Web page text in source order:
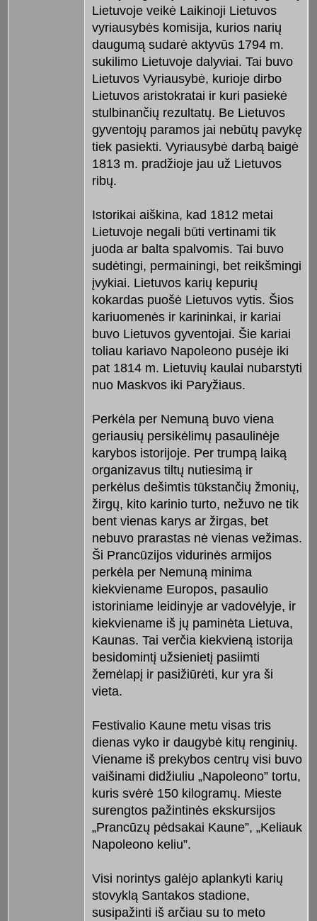
Lietuvoje veikė Laikinoji Lietuvos
vyriausybės komisija, kurios narių
daugumą sudarė aktyvūs 1794 m.
sukilimo Lietuvoje dalyviai. Tai buvo
Lietuvos Vyriausybė, kurioje dirbo
Lietuvos aristokratai ir kuri pasiekė
stulbinančių rezultatų. Be Lietuvos
gyventojų paramos jai nebūtų pavykę
tiek pasiekti. Vyriausybė darbą baigė
1813 m. pradžioje jau už Lietuvos
ribų.
Istorikai aiškina, kad 1812 metai
Lietuvoje negali būti vertinami tik
juoda ar balta spalvomis. Tai buvo
sudėtingi, permainingi, bet reikšmingi
įvykiai. Lietuvos karių kepurių
kokardas puošė Lietuvos vytis. Šios
kariuomenės ir karininkai, ir kariai
buvo Lietuvos gyventojai. Šie kariai
toliau kariavo Napoleono pusėje iki
pat 1814 m. Lietuvių kaulai nubarstyti
nuo Maskvos iki Paryžiaus.
Perkėla per Nemuną buvo viena
geriausių persikėlimų pasaulinėje
karybos istorijoje. Per trumpą laiką
organizavus tiltų nutiesimą ir
perkėlus dešimtis tūkstančių žmonių,
žirgų, kito karinio turto, nežuvo ne tik
bent vienas karys ar žirgas, bet
nebuvo prarastas nė vienas vežimas.
Ši Prancūzijos vidurinės armijos
perkėla per Nemuną minima
kiekviename Europos, pasaulio
istoriniame leidinyje ar vadovėlyje, ir
kiekviename iš jų paminėta Lietuva,
Kaunas. Tai verčia kiekvieną istorija
besidomintį užsienietį pasiimti
žemėlapį ir pasižiūrėti, kur yra ši
vieta.
Festivalio Kaune metu visas tris
dienas vyko ir daugybė kitų renginių.
Viename iš prekybos centrų visi buvo
vaišinami didžiuliu „Napoleono” tortu,
kuris svėrė 150 kilogramų. Mieste
surengtos pažintinės ekskursijos
„Prancūzų pėdsakai Kaune”, „Keliauk
Napoleono keliu”.
Visi norintys galėjo aplankyti karių
stovyklą Santakos stadione,
susipažinti iš arčiau su to meto